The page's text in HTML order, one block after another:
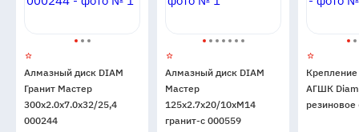
Алмазный диск DIAM
Гранит Мастер
300x2.0x7.0x32/25,4
000244
Алмазный диск DIAM
Мастер
125x2.7x20/10xМ14
гранит-с 000559
АГШК
резиновое